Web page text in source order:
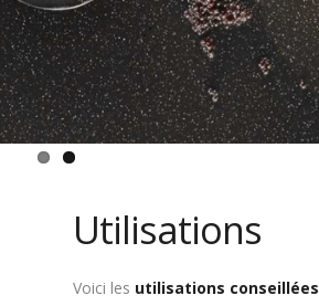
Utilisations
Voici les utilisations conseillées